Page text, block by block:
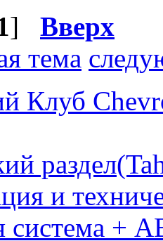
] Вверх
тема
Клуб
и
система +